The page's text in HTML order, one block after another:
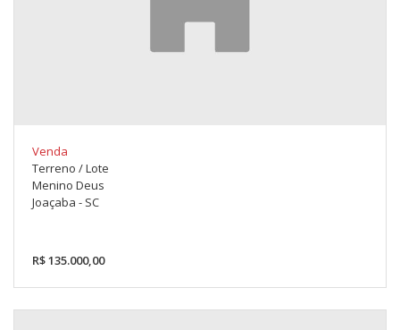
Venda
Terreno / Lote
Menino Deus
Joaçaba - SC
R$ 135.000,00